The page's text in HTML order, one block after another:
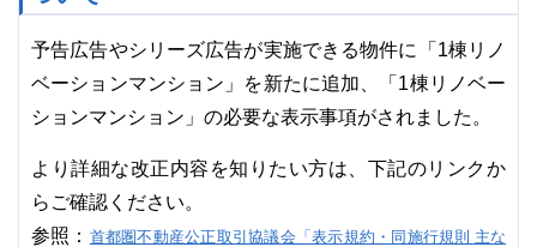
予告広告やシリーズ広告が実施できる物件に「1棟リノ
ベーションマンション」を新たに追加、「1棟リノベー
ションマンション」の必要な表示事項がされました。
より詳細な改正内容を知りたい方は、下記のリンクか
らご確認ください。
参照： 首都圏不動産公正取引協議会「表示規約・同施行規則 主な